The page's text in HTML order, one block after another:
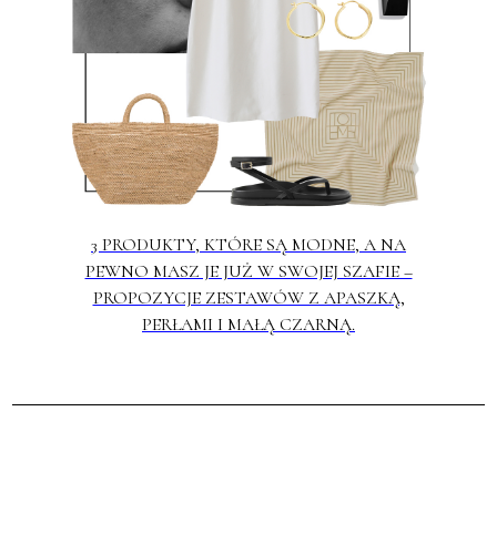
3 PRODUKTY, KTÓRE SĄ MODNE, A NA
PEWNO MASZ JE JUŻ W SWOJEJ SZAFIE –
PROPOZYCJE ZESTAWÓW Z APASZKĄ,
PERŁAMI I MAŁĄ CZARNĄ.